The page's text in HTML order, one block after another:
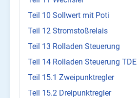
Teil 10 Sollwert mit Poti
Teil 12 Stromstoßrelais
Teil 13 Rolladen Steuerung
Teil 14 Rolladen Steuerung TDE
Teil 15.1 Zweipunktregler
Teil 15.2 Dreipunktregler